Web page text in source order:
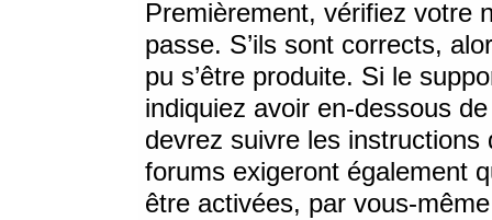
Premièrement, vérifiez votre
passe. S’ils sont corrects,
pu s’être produite. Si le
indiquiez avoir en-dessous
devrez suivre les
forums exigeront également
être activées, par vous-